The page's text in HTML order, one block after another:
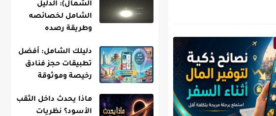
الشمال): الدليل
الشامل لخصائصه
وطريقة رصده
دليلك الشامل: أفضل
تطبيقات حجز فنادق
رخيصة وموثوقة
ماذا يحدث داخل الثقب
الأسود؟ نظريات